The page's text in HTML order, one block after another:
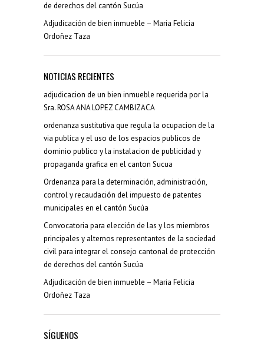
de derechos del cantón Sucúa
Adjudicación de bien inmueble – Maria Felicia
Ordoñez Taza
NOTICIAS RECIENTES
adjudicacion de un bien inmueble requerida por la
Sra. ROSA ANA LOPEZ CAMBIZACA
ordenanza sustitutiva que regula la ocupacion de la
via publica y el uso de los espacios publicos de
dominio publico y la instalacion de publicidad y
propaganda grafica en el canton Sucua
Ordenanza para la determinación, administración,
control y recaudación del impuesto de patentes
municipales en el cantón Sucúa
Convocatoria para elección de las y los miembros
principales y alternos representantes de la sociedad
civil para integrar el consejo cantonal de protección
de derechos del cantón Sucúa
Adjudicación de bien inmueble – Maria Felicia
Ordoñez Taza
SÍGUENOS